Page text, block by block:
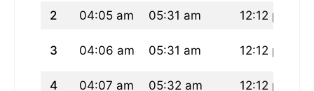
2 04:05 am 05:31 am 12:12 pm
3 04:06 am 05:31 am 12:12 pm
4 04:07 am 05:32 am 12:12 pm